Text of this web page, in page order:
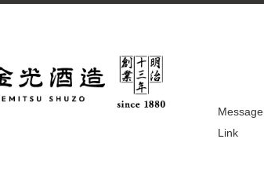
Brewing Process洗米
Message
Link